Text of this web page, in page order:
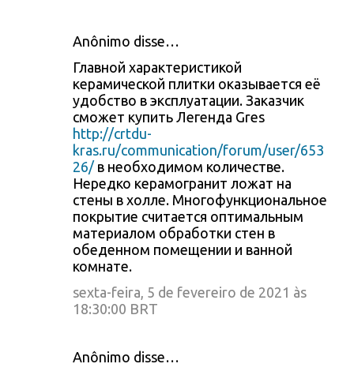
Anônimo disse…
Главной характеристикой
керамической плитки оказывается её
удобство в эксплуатации. Заказчик
сможет купить Легенда Gres
http://crtdu-
kras.ru/communication/forum/user/653
26/ в необходимом количестве.
Нередко керамогранит ложат на
стены в холле. Многофункциональное
покрытие считается оптимальным
материалом обработки стен в
обеденном помещении и ванной
комнате.
sexta-feira, 5 de fevereiro de 2021 às
18:30:00 BRT
Anônimo disse…